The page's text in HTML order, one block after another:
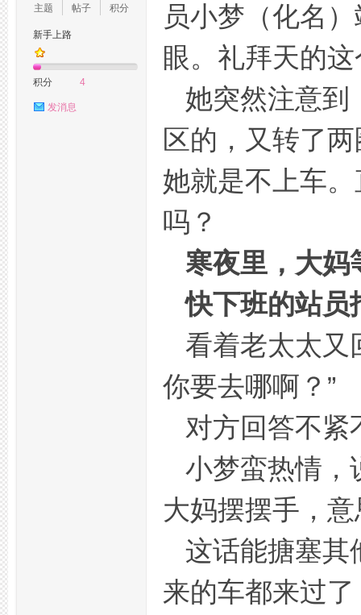
主题
帖子
积分
新手上路
积分 4
发消息
员小梦（化名
眼。礼拜天的
她突然注意到
区的，又转了
她就是不上车
吗？
寒夜里，大妈
快下班的站员
看着老太太又
你要去哪啊？”
对方回答不紧
小梦蛮热情，
大妈摆摆手，
这话能搪塞其
来的车都来过